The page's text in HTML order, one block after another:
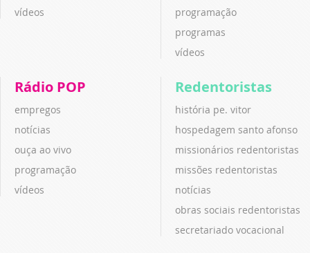
vídeos
programação
programas
vídeos
Rádio POP
empregos
notícias
ouça ao vivo
programação
vídeos
Redentoristas
história pe. vitor
hospedagem santo afonso
missionários redentoristas
missões redentoristas
notícias
obras sociais redentoristas
secretariado vocacional